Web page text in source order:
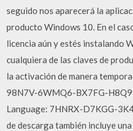
seguido nos aparecerá la
producto Windows 10. En el
licencia aún y estés instalando
cualquiera de las claves de
la activación de manera
98N7V-6WMQ6-BX7FG-
Language: 7HNRX-D7KGG-
de descarga también incluye